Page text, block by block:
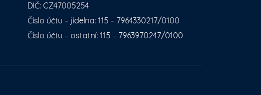
DIČ: CZ47005254
Číslo účtu – jídelna: 115 – 7964330217/0100
Číslo účtu – ostatní: 115 – 7963970247/0100